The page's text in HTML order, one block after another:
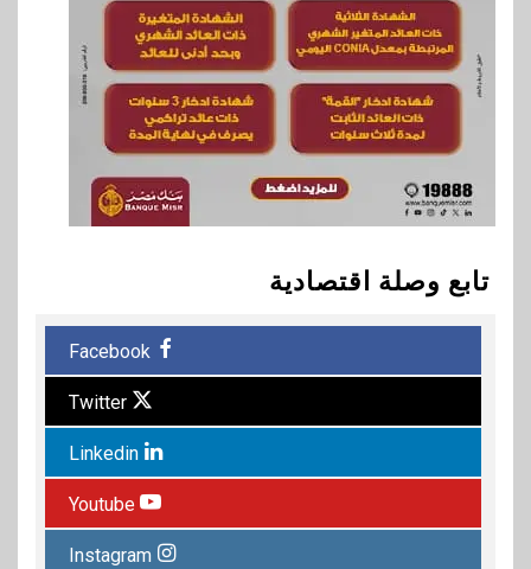
تابع وصلة اقتصادية
Facebook
Twitter
Linkedin
Youtube
Instagram